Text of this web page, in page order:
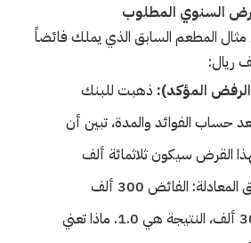
السنوي المطلوب
مثال المطعم السابق الذي يملك فائضاً
ريال:
(الرفض المؤكد): ذهبت للبنك
حساب الفوائد والمدة، تبين أن
القرض سيكون ثلاثمائة ألف
ريال. نقوم بتطبيق المعادلة: الفائض 300 ألف
قسمة القسط 300 ألف، النتيجة هي 1.0. ماذا تعني